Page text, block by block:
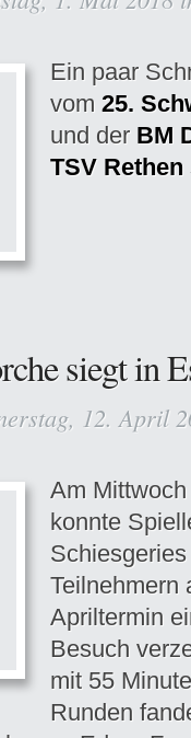
Ein paar
vom 25.
und der BM
TSV Rethen
siegt in
12. April
Am
konnte
Teilnehmern
Apriltermin
Besuch
mit 55
Runden